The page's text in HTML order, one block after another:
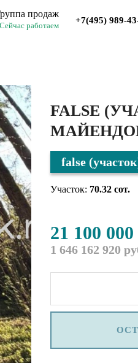
продаж
Сейчас работаем
+7(495) 989-
FALSE
false
Участок: 70.32 сот.
21 100 000
1 646 162 920